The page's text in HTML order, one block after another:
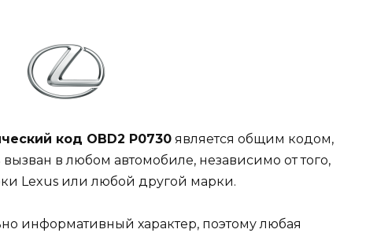
код OBD2 P0730 является общим кодом,
в любом автомобиле, независимо от того,
Lexus или любой другой марки.
информативный характер, поэтому любая